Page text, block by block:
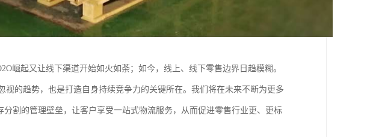
崛起又让线下渠道开始如火如荼；如今，线上、线下零售边界日趋模糊。
的趋势，也是打造自身持续竞争力的关键所在。我们将在未来不断为更多
割的管理壁垒，让客户享受一站式物流服务，从而促进零售行业更、更标